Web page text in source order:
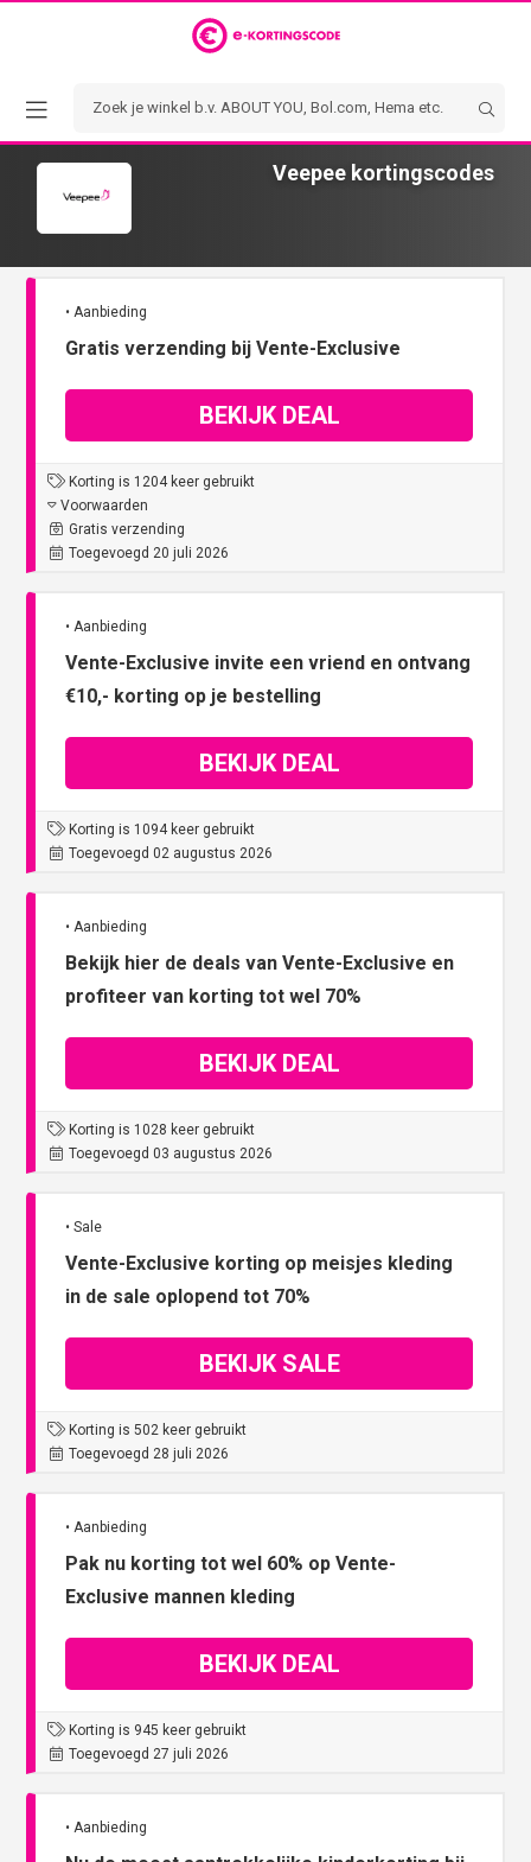
Veepee kortingscodes
• Aanbieding
Gratis verzending bij Vente-Exclusive
BEKIJK DEAL
Korting is 1204 keer gebruikt
Voorwaarden
Gratis verzending
Toegevoegd 20 juli 2026
• Aanbieding
Vente-Exclusive invite een vriend en ontvang
€10,- korting op je bestelling
BEKIJK DEAL
Korting is 1094 keer gebruikt
Toegevoegd 02 augustus 2026
• Aanbieding
Bekijk hier de deals van Vente-Exclusive en
profiteer van korting tot wel 70%
BEKIJK DEAL
Korting is 1028 keer gebruikt
Toegevoegd 03 augustus 2026
• Sale
Vente-Exclusive korting op meisjes kleding
in de sale oplopend tot 70%
BEKIJK SALE
Korting is 502 keer gebruikt
Toegevoegd 28 juli 2026
• Aanbieding
Pak nu korting tot wel 60% op Vente-
Exclusive mannen kleding
BEKIJK DEAL
Korting is 945 keer gebruikt
Toegevoegd 27 juli 2026
• Aanbieding